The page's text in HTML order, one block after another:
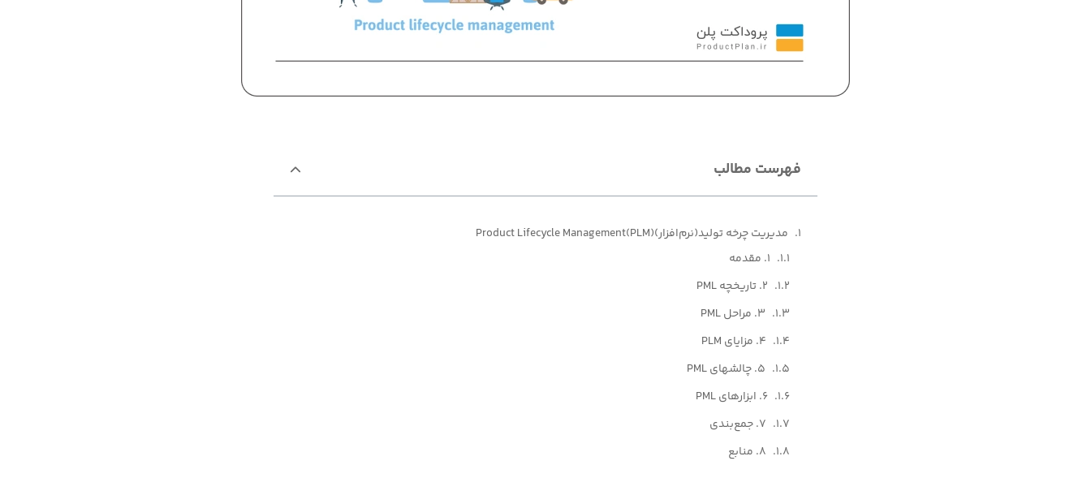
فهرست مطالب
مدیریت چرخه تولید(نرم‌افزار)Product Lifecycle Management(PLM)
1. مقدمه
2. تاریخچه PML
3. مراحل PML
4. مزایای PLM
5. چالشهای PML
6. ابزارهای PML
7. جمع‌بندی
8. منابع